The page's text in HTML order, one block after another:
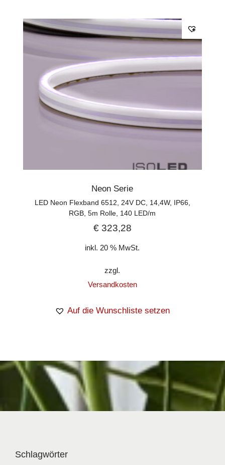
Neon Serie
LED Neon Flexband 6512, 24V DC, 14,4W, IP66,
RGB, 5m Rolle, 140 LED/m
€323,28
inkl. 20 % MwSt.
zzgl.
Versandkosten
Auf die Wunschliste setzen
Schlagwörter